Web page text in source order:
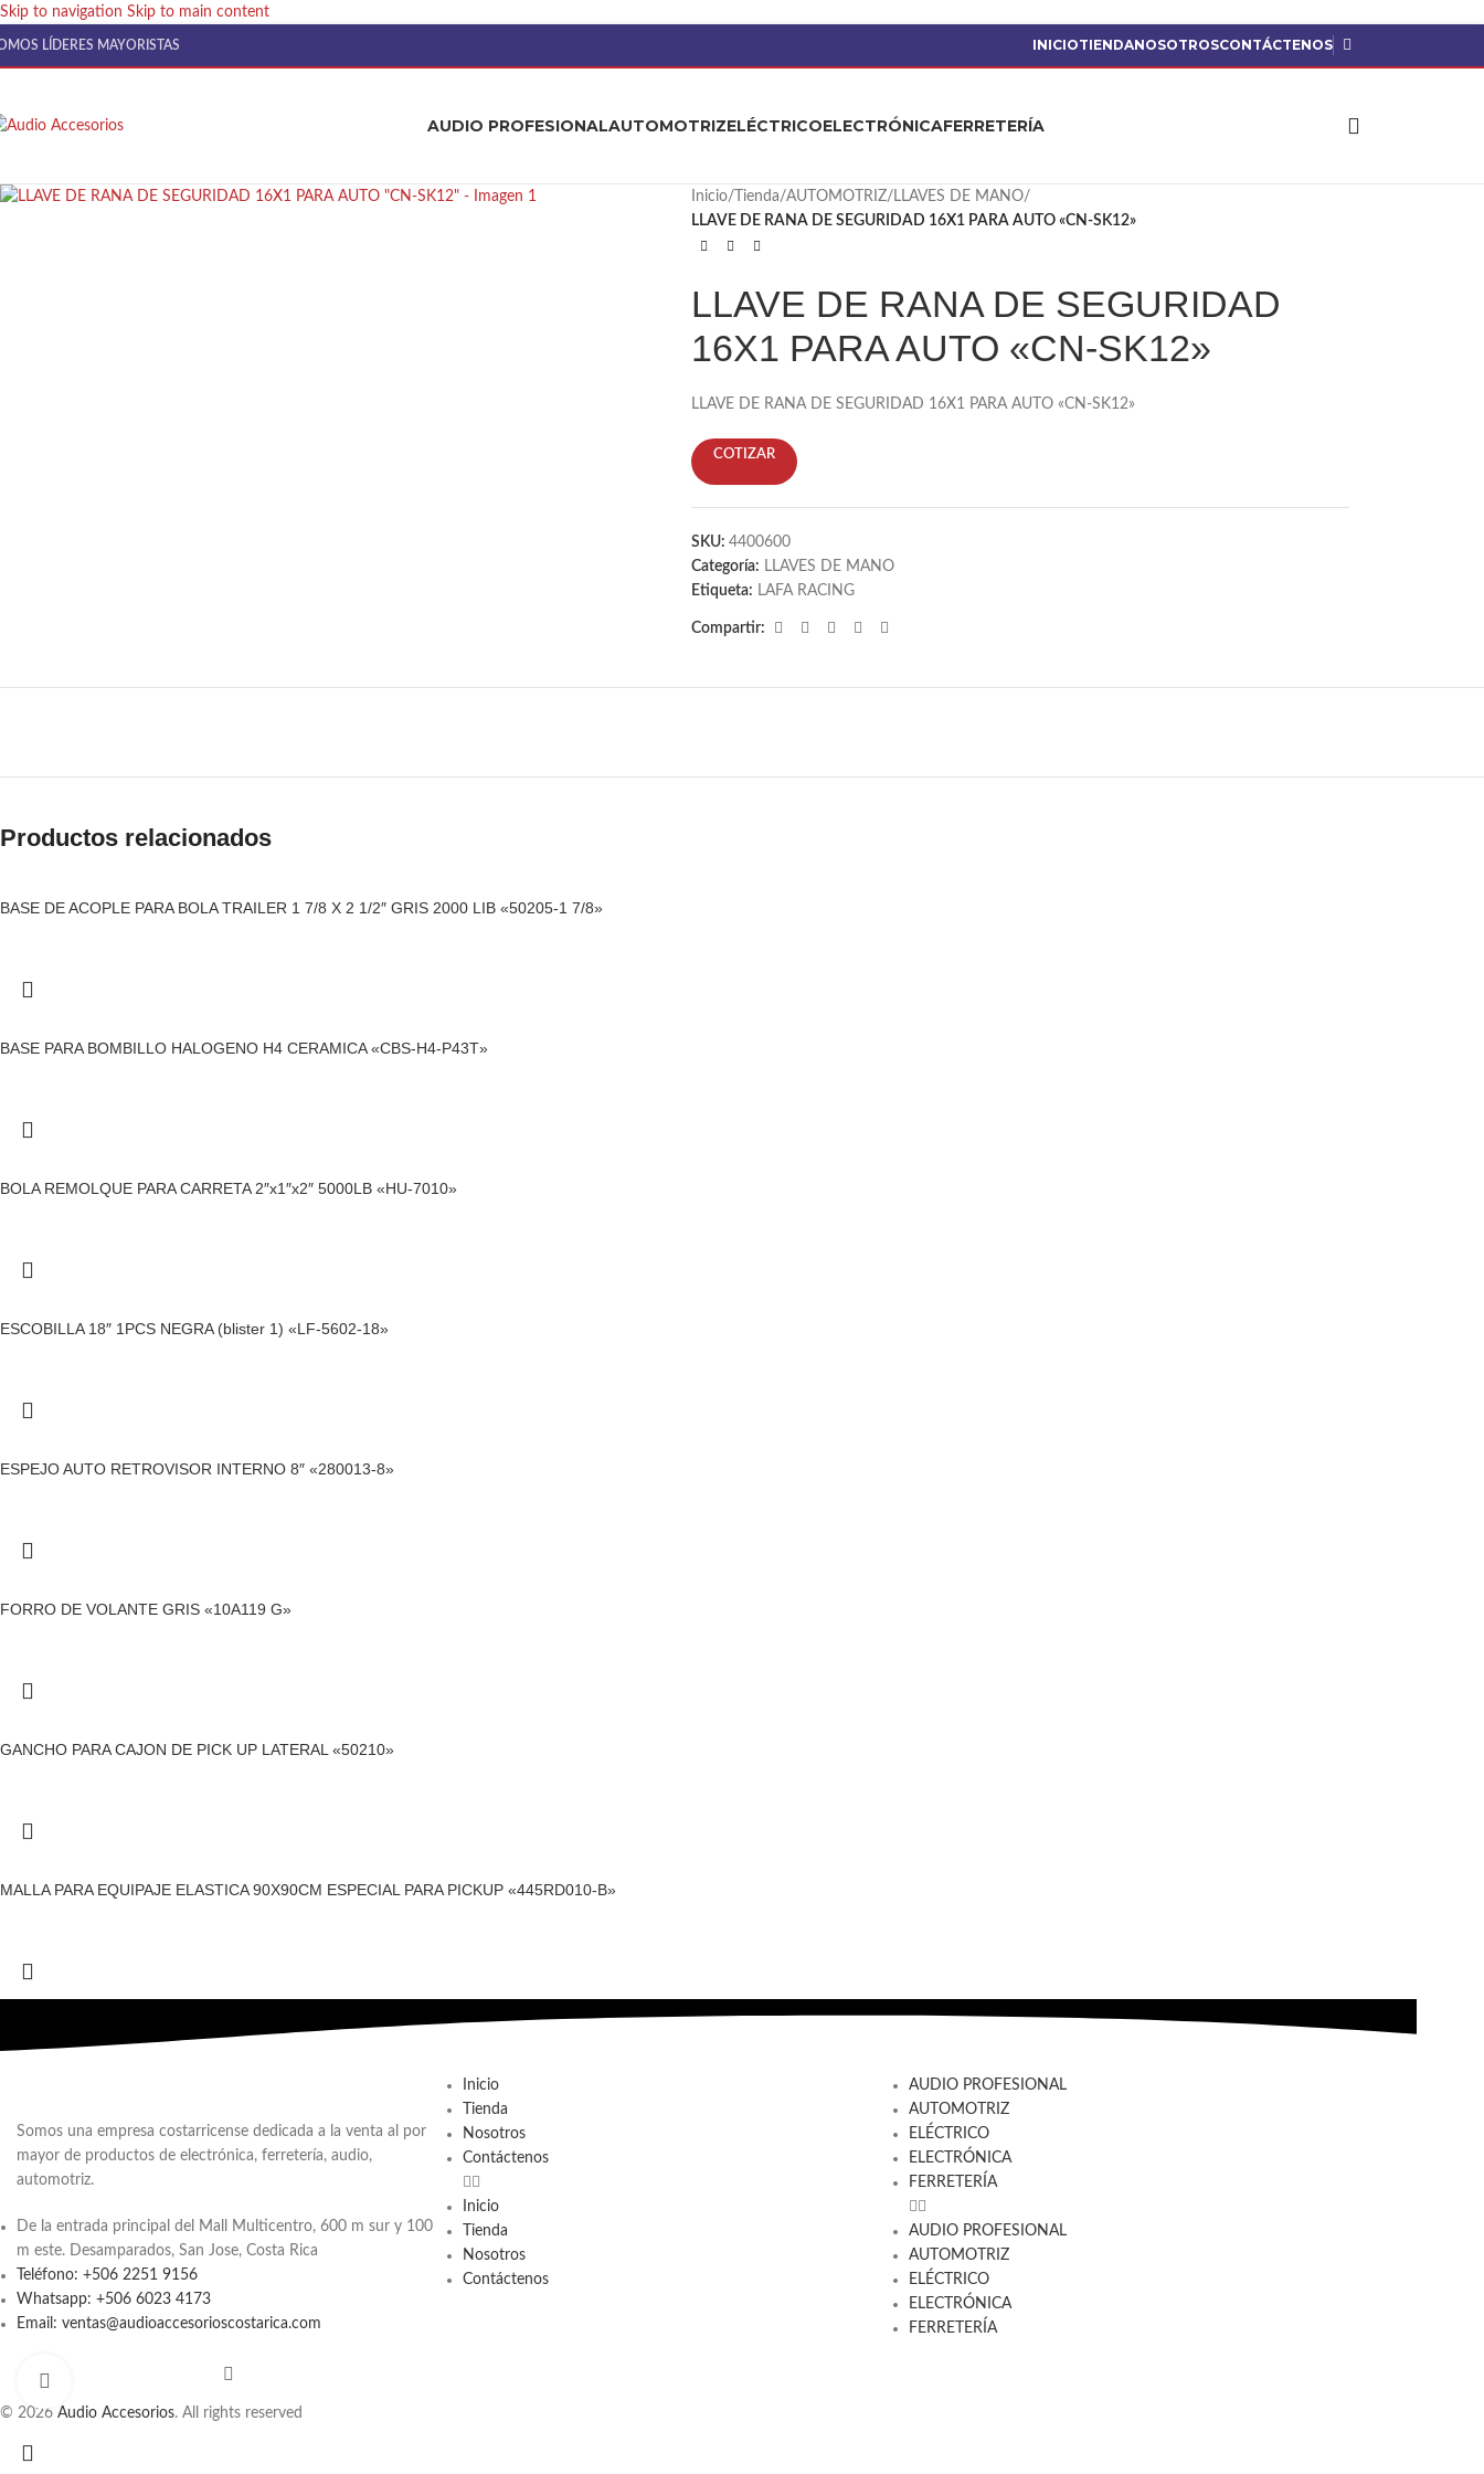
Skip to navigation Skip to main content
LÍDERES MAYORISTAS INICIOTIENDANOSOTROSCONTÁCTENOS
AUDIO PROFESIONALAUTOMOTRIZELÉCTRICOELECTRÓNICAFERRETERÍA
Inicio/ Tienda/AUTOMOTRIZ/ LLAVES DE MANO/
LLAVE DE RANA DE SEGURIDAD 16X1 PARA AUTO «CN-SK12»
LLAVE DE RANA DE SEGURIDAD
16X1 PARA AUTO «CN-SK12»
LLAVE DE RANA DE SEGURIDAD 16X1 PARA AUTO «CN-SK12»
COTIZAR
SKU: 4400600
Categoría: LLAVES DE MANO
Etiqueta: LAFA RACING
Compartir:
Productos relacionados
BASE DE ACOPLE PARA BOLA TRAILER 1 7/8 X 2 1/2″ GRIS 2000 LIB «50205-1 7/8»
BASE PARA BOMBILLO HALOGENO H4 CERAMICA «CBS-H4-P43T»
BOLA REMOLQUE PARA CARRETA 2″x1″x2″ 5000LB «HU-7010»
ESCOBILLA 18″ 1PCS NEGRA (blister 1) «LF-5602-18»
ESPEJO AUTO RETROVISOR INTERNO 8″ «280013-8»
FORRO DE VOLANTE GRIS «10A119 G»
GANCHO PARA CAJON DE PICK UP LATERAL «50210»
MALLA PARA EQUIPAJE ELASTICA 90X90CM ESPECIAL PARA PICKUP «445RD010-B»
Somos una empresa costarricense dedicada a la venta al por
mayor de productos de electrónica, ferretería, audio,
automotriz.
De la entrada principal del Mall Multicentro, 600 m sur y 100
m este. Desamparados, San Jose, Costa Rica
Teléfono: +506 2251 9156
Whatsapp: +506 6023 4173
Email: ventas@audioaccesorioscostarica.com
Inicio
Tienda
Nosotros
Contáctenos
Inicio
Tienda
Nosotros
Contáctenos
AUDIO PROFESIONAL
AUTOMOTRIZ
ELÉCTRICO
ELECTRÓNICA
FERRETERÍA
AUDIO PROFESIONAL
AUTOMOTRIZ
ELÉCTRICO
ELECTRÓNICA
FERRETERÍA
© 2026 Audio Accesorios. All rights reserved